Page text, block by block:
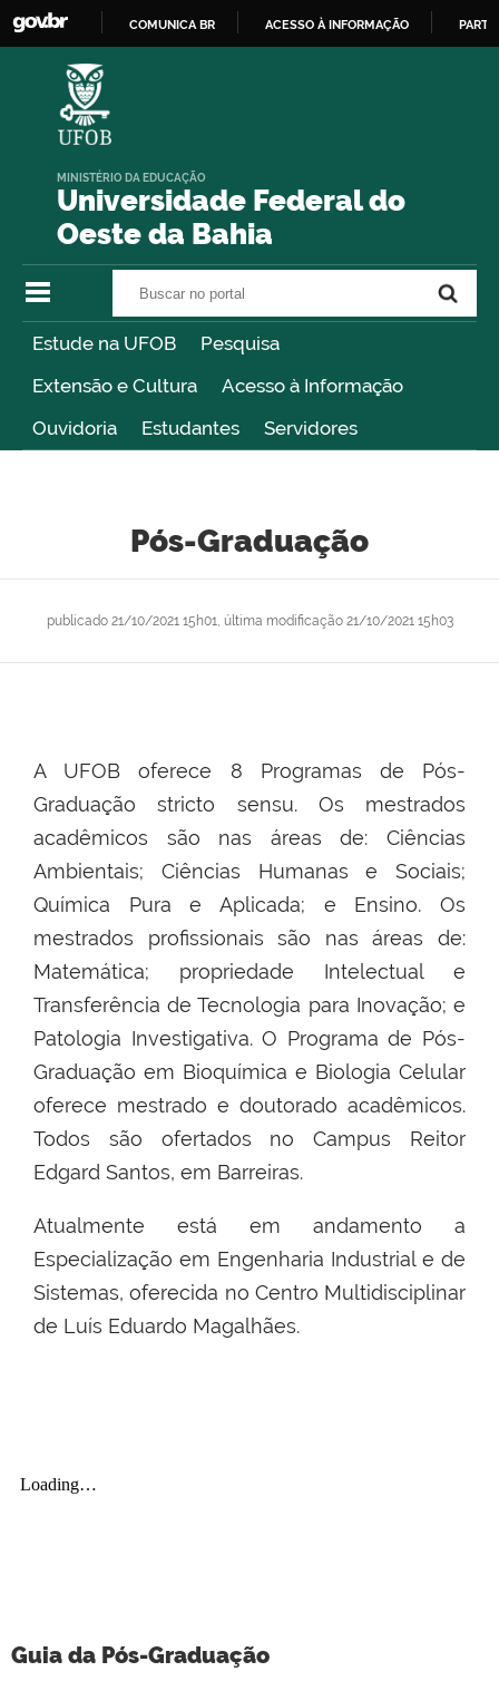
COMUNICA BR ACESSO À INFORMAÇÃO
Universidade Federal do
Oeste da Bahia
MINISTÉRIO DA EDUCAÇÃO
Estude na UFOB
Pesquisa
Extensão e Cultura
Acesso à Informação
Ouvidoria
Estudantes Servidores
Pós-Graduação
publicado21/10/2021 15h01, última modificação21/10/2021 15h03
A UFOB oferece 8 Programas de Pós-
Graduação stricto sensu. Os mestrados
acadêmicos são nas áreas de: Ciências
Ambientais; Ciências Humanas e Sociais;
Química Pura e Aplicada; e Ensino. Os
mestrados profissionais são nas áreas de:
Matemática; propriedade Intelectual e
Transferência de Tecnologia para Inovação; e
Patologia Investigativa. O Programa de Pós-
Graduação em Bioquímica e Biologia Celular
oferece mestrado e doutorado acadêmicos.
Todos são ofertados no Campus Reitor
Edgard Santos, em Barreiras.
Atualmente está em andamento a
Especialização em Engenharia Industrial e de
Sistemas, oferecida no Centro Multidisciplinar
de Luís Eduardo Magalhães.
Guia da Pós-Graduação